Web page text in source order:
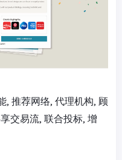
, 推荐网络, 代理机构, 顾
交易流, 联合投标, 增